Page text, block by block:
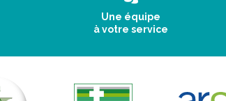
Une équipe
à votre service